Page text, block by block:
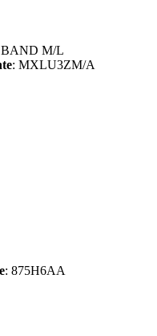
BAND M/L
: MXLU3ZM/A
: 875H6AA